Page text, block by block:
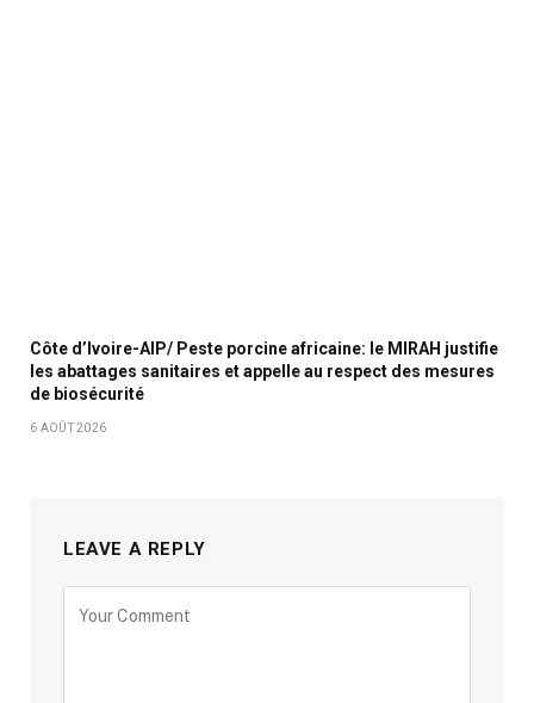
Côte d’Ivoire-AIP/ Peste porcine africaine: le MIRAH justifie
les abattages sanitaires et appelle au respect des mesures
de biosécurité
6 AOÛT 2026
LEAVE A REPLY